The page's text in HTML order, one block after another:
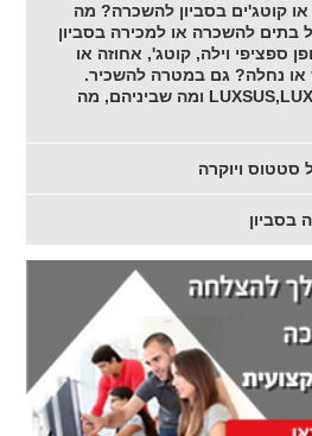
או קוטג'ים בסביון להשכרה? מה
בתים להשכרה או למכירה בסביון
ספציפי וילה, קוטג', אחוזה או
או נחלה? גם במטרה להשכיר.
יוקרה, יוקרתיות, LUXSUS,LUXURY ומה שביניהם, מה
סטטוס ויוקרה
בסביון